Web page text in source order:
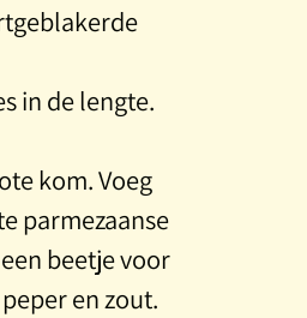
in de lengte.
kom. Voeg
parmezaanse
beetje voor
en zout.